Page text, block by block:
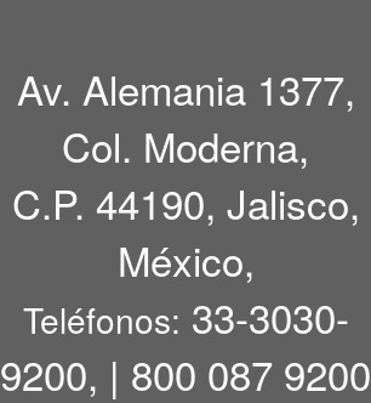
Av. Alemania 1377,
Col. Moderna,
C.P. 44190, Jalisco,
México,
Teléfonos: 33-3030-
9200, | 800 087 9200